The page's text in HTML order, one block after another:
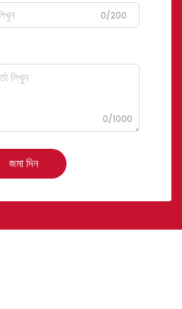
0/200
0/1000
জমা দিন